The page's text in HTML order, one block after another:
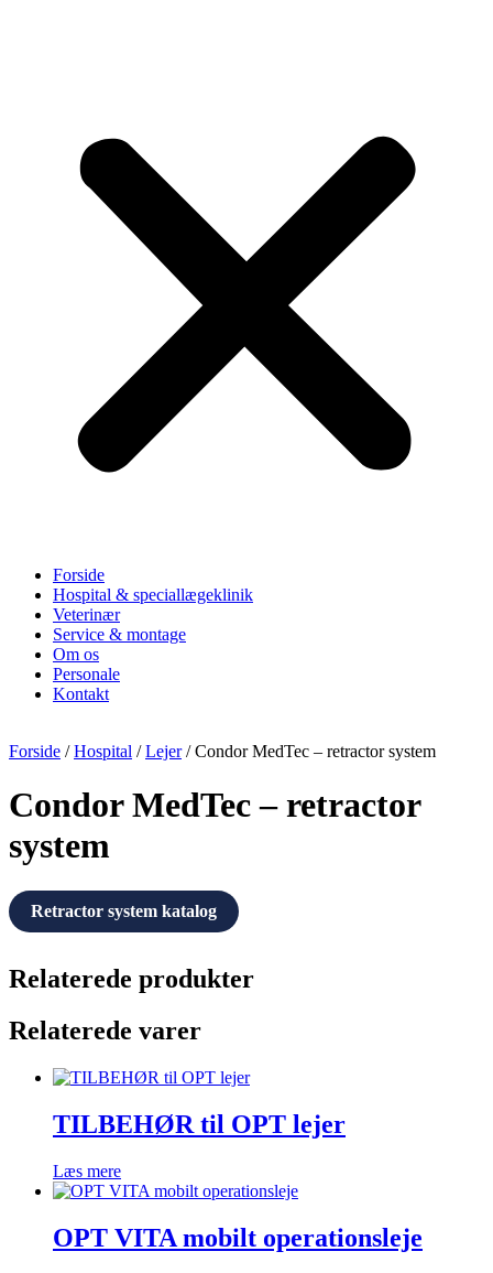
Forside
Hospital & speciallægeklinik
Veterinær
Service & montage
Om os
Personale
Kontakt
Forside /Hospital /Lejer/ Condor MedTec – retractor system
Condor MedTec – retractor
system
Retractor system katalog
Relaterede produkter
Relaterede varer
TILBEHØR til OPT lejer
Læs mere
OPT VITA mobilt operationsleje